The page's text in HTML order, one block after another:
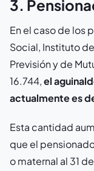
3.
En el caso de los
Social, Instituto
Previsión y de
16.744,el
actualmente es
Esta cantidad
que el
o maternal al 31